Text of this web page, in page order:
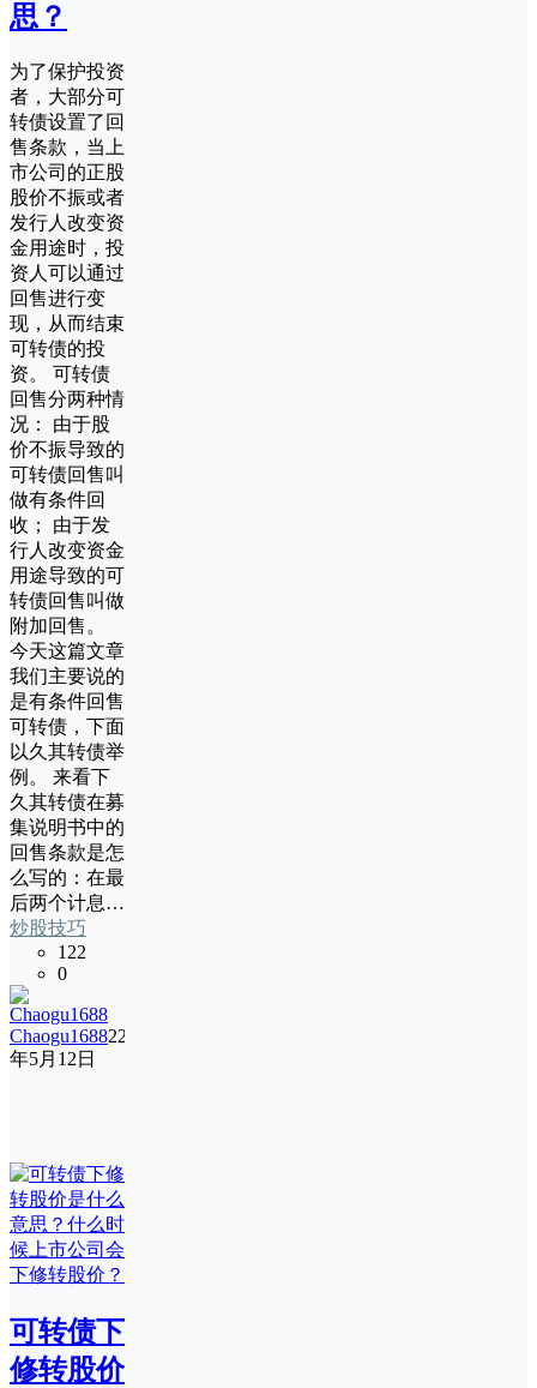
思？
为了保护投资
者，大部分可
转债设置了回
售条款，当上
市公司的正股
股价不振或者
发行人改变资
金用途时，投
资人可以通过
回售进行变
现，从而结束
可转债的投
资。 可转债
回售分两种情
况： 由于股
价不振导致的
可转债回售叫
做有条件回
收； 由于发
行人改变资金
用途导致的可
转债回售叫做
附加回售。
今天这篇文章
我们主要说的
是有条件回售
可转债，下面
以久其转债举
例。 来看下
久其转债在募
集说明书中的
回售条款是怎
么写的：在最
后两个计息…
炒股技巧
122
0
Chaogu168822
年5月12日
可转债下
修转股价